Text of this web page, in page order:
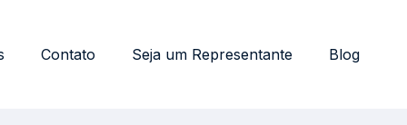
Contato Seja um Representante Blog